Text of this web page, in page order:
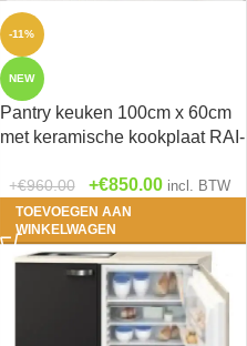
-11%
NEW
Pantry keuken 100cm x 60cm
met keramische kookplaat RAI-
€960.00 €850.00 incl. BTW
TOEVOEGEN AAN
WINKELWAGEN